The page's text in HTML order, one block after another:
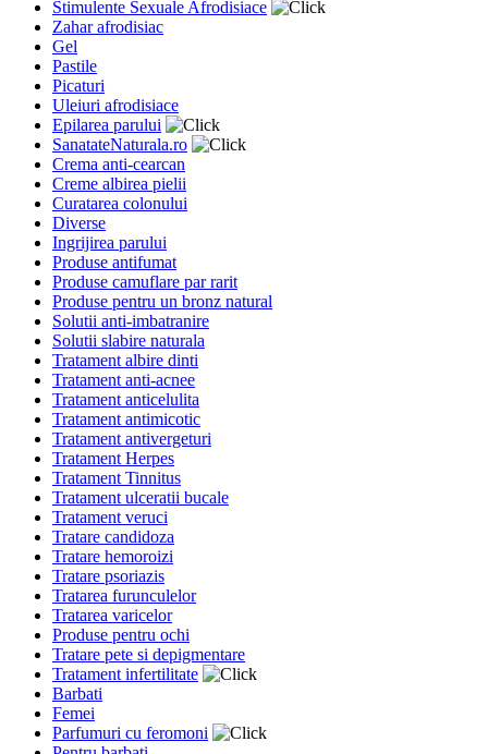
Stimulente Sexuale Afrodisiace
Zahar afrodisiac
Gel
Pastile
Picaturi
Uleiuri afrodisiace
Epilarea parului
SanatateNaturala.ro
Crema anti-cearcan
Creme albirea pielii
Curatarea colonului
Diverse
Ingrijirea parului
Produse antifumat
Produse camuflare par rarit
Produse pentru un bronz natural
Solutii anti-imbatranire
Solutii slabire naturala
Tratament albire dinti
Tratament anti-acnee
Tratament anticelulita
Tratament antimicotic
Tratament antivergeturi
Tratament Herpes
Tratament Tinnitus
Tratament ulceratii bucale
Tratament veruci
Tratare candidoza
Tratare hemoroizi
Tratare psoriazis
Tratarea furunculelor
Tratarea varicelor
Produse pentru ochi
Tratare pete si depigmentare
Tratament infertilitate
Barbati
Femei
Parfumuri cu feromoni